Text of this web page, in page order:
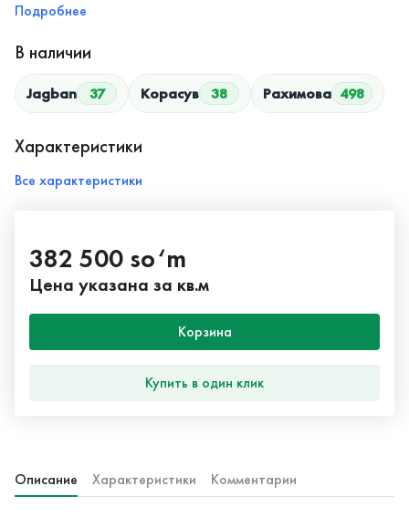
Подробнее
В наличии
Jagban 37 Корасув 38 Рахимова 498
Характеристики
Все характеристики
382 500 so‘m
Цена указана за кв.м
Корзина
Купить в один клик
Описание Характеристики Комментарии